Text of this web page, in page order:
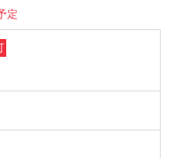
period]
定